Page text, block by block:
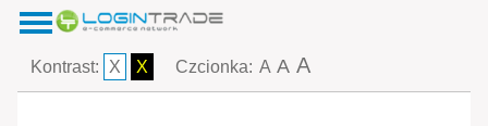
Kontrast: X X Czcionka: A A A